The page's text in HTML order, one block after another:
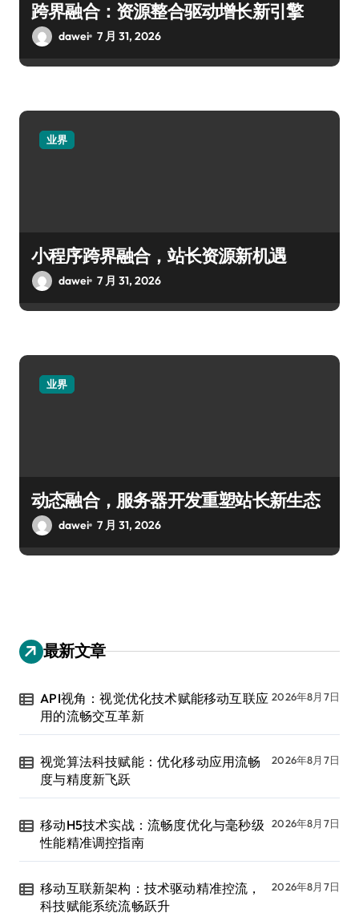
跨界融合：资源整合驱动增长新引擎
dawei 7 月 31, 2026
业界
小程序跨界融合，站长资源新机遇
dawei 7 月 31, 2026
业界
动态融合，服务器开发重塑站长新生态
dawei 7 月 31, 2026
最新文章
API视角：视觉优化技术赋能移动互联应
用的流畅交互革新
2026年8月7日
视觉算法科技赋能：优化移动应用流畅
度与精度新飞跃
2026年8月7日
移动H5技术实战：流畅度优化与毫秒级
性能精准调控指南
2026年8月7日
移动互联新架构：技术驱动精准控流，
科技赋能系统流畅跃升
2026年8月7日